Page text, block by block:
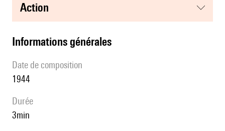
action
informations générales
date de composition
1944
durée
3min